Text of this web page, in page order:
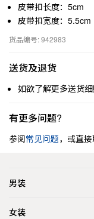
皮带扣长度：5cm
皮带扣宽度：5.5cm
货品编号: 942983
送货及退货
如欲了解更多送货
有更多问题?
参阅常见问题，或直接
男装
女装